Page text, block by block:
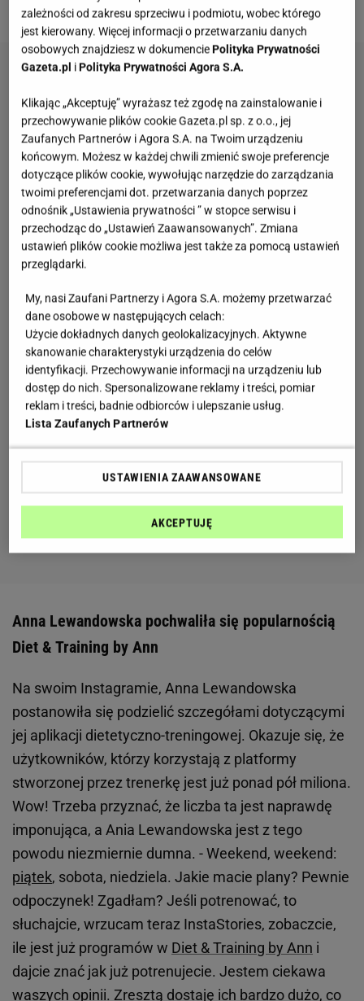
Lewandowskiej.
Anna Lewandowska pochwaliła się popularnością
Diet & Training by Ann
Na swoim Instagramie, Anna Lewandowska
postanowiła się podzielić szczegółami dotyczącymi
jej aplikacji dietetyczno-treningowej. Okazuje się, że
użytkowników, którzy korzystają z platformy
stworzonej przez trenerkę jest już ponad pół miliona.
Wow! Trzeba przyznać, że liczba ta jest naprawdę
imponująca, a Ania Lewandowska jest z tego
powodu niezmiernie dumna. - Weekend, weekend:
piątek, sobota, niedziela. Jakie macie plany? Pewnie
odpoczynek! Zgadłam? Jeśli potrenować, to
słuchajcie, wrzucam teraz InstaStories, zobaczcie,
ile jest już programów w Diet & Training by Ann i
dajcie znać jak już potrenujecie. Jestem ciekawa
waszych opinii. Zresztą dostaję ich bardzo dużo, co
zależności od zakresu sprzeciwu i podmiotu, wobec którego
jest kierowany. Więcej informacji o przetwarzaniu danych
osobowych znajdziesz w dokumenciePolityka Prywatności
Gazeta.pl iPolityka Prywatności Agora S.A.
Klikając „Akceptuję” wyrażasz też zgodę na zainstalowanie i
przechowywanie plików cookie Gazeta.pl sp. z o.o., jej
Zaufanych Partnerów i Agora S.A. na Twoim urządzeniu
końcowym. Możesz w każdej chwili zmienić swoje preferencje
dotyczące plików cookie, wywołując narzędzie do zarządzania
twoimi preferencjami dot. przetwarzania danych poprzez
odnośnik „Ustawienia prywatności ” w stopce serwisu i
przechodząc do „Ustawień Zaawansowanych”. Zmiana
ustawień plików cookie możliwa jest także za pomocą ustawień
przeglądarki.
My, nasi Zaufani Partnerzy i Agora S.A. możemy przetwarzać
dane osobowe w następujących celach:
Użycie dokładnych danych geolokalizacyjnych. Aktywne
skanowanie charakterystyki urządzenia do celów
identyfikacji. Przechowywanie informacji na urządzeniu lub
dostęp do nich. Spersonalizowane reklamy i treści, pomiar
reklam i treści, badnie odbiorców i ulepszanie usług.
Lista Zaufanych Partnerów
USTAWIENIA ZAAWANSOWANE
AKCEPTUJĘ